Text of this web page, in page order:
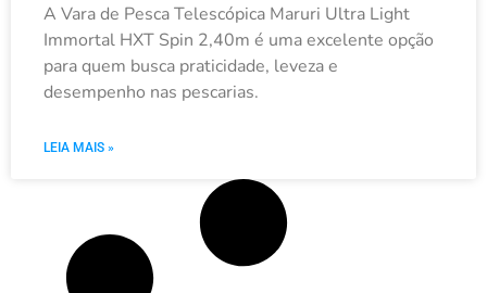
A Vara de Pesca Telescópica Maruri Ultra Light
Immortal HXT Spin 2,40m é uma excelente opção
para quem busca praticidade, leveza e
desempenho nas pescarias.
LEIA MAIS »